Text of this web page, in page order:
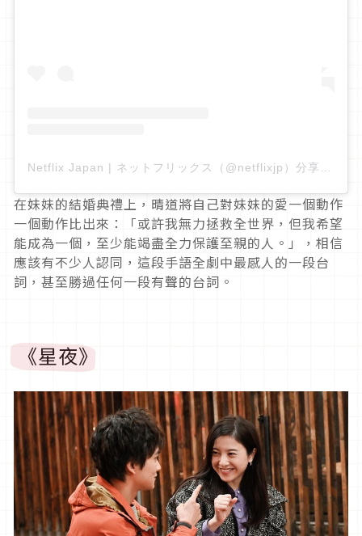
在妹妹的結婚典禮上，晴道將自己對妹妹的愛一個動作
一個動作比出來：「或許我無力拯救全世界，但我希望
能成為一個，至少能竭盡全力保護至親的人。」，相信
應該有不少人認同，這段手語全劇中最感人的一段台
詞，甚至勝過任何一段有聲的台詞。
《星夜》